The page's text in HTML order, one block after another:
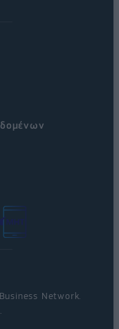
Network